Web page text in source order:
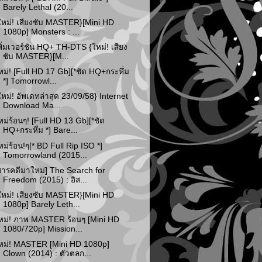
Barely Lethal (20...
ม่! เสียงซับ MASTER}[Mini HD
1080p] Monsters : ...
มเวอร์ชัน HQ+ TH-DTS {ใหม่! เสียง
ซับ MASTER}[M...
ม่! [Full HD 17 Gb][*ชัด HQ+กระหึ่ม
*] Tomorrowl...
หม่! อัพเดทล่าสุด 23/09/58} Internet
Download Ma...
ม่ร้อนๆ! [Full HD 13 Gb][*ชัด
HQ+กระหึ่ม *] Bare...
ม่ร้อน!ๆ[* BD Full Rip ISO *]
Tomorrowland (2015...
รคดีมาใหม่] The Search for
Freedom (2015) : อิส...
ม่! เสียงซับ MASTER}[Mini HD
1080p] Barely Leth...
ม่! ภาพ MASTER ร้อนๆ [Mini HD
1080/720p] Mission...
ม่! MASTER [Mini HD 1080p]
Clown (2014) : ตัวตลก...